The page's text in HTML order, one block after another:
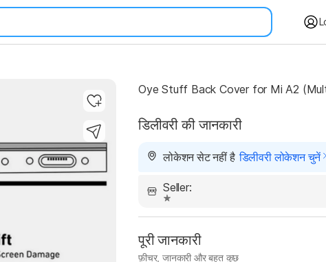
Oye Stuff Back Cover for Mi A2
डिलीवरी की जानकारी
लोकेशन सेट नहीं है डिलीवरी लोकेशन चुनें
Seller:
पूरी जानकारी
फ़ीचर, जानकारी और बहुत कुछ